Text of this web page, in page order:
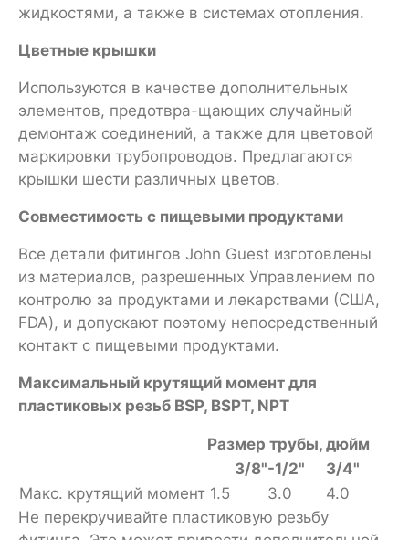
жидкостями, а также в системах отопления.
Цветные крышки
Используются в качестве дополнительных
элементов, предотвра-щающих случайный
демонтаж соединений, а также для цветовой
маркировки трубопроводов. Предлагаются
крышки шести различных цветов.
Совместимость с пищевыми продуктами
Все детали фитингов John Guest изготовлены
из материалов, разрешенных Управлением по
контролю за продуктами и лекарствами (США,
FDA), и допускают поэтому непосредственный
контакт с пищевыми продуктами.
Максимальный крутящий момент для
пластиковых резьб BSP, BSPT, NPT
Размер трубы, дюйм
3/8"-1/2"
3/4"
Макс. крутящий момент 1.5 3.0
4.0
Не перекручивайте пластиковую резьбу